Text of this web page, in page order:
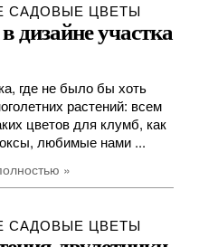
САДОВЫЕ ЦВЕТЫ
дизайне участка
где не было бы хоть
растений: всем
цветов для клумб, как
любимые нами ...
»
САДОВЫЕ ЦВЕТЫ